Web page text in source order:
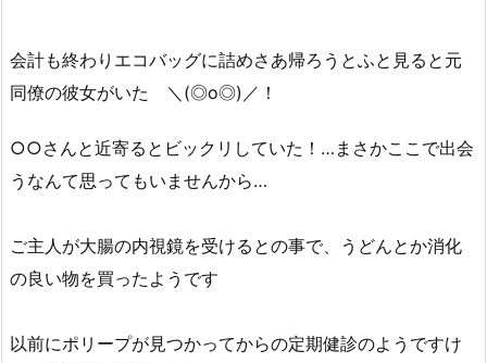
会計も終わりエコバッグに詰めさあ帰ろうとふと見ると元
同僚の彼女がいた ＼(◎o◎)／！
○○さんと近寄るとビックリしていた！…まさかここで出会
うなんて思ってもいませんから…
ご主人が大腸の内視鏡を受けるとの事で、うどんとか消化
の良い物を買ったようです
以前にポリープが見つかってからの定期健診のようですけ